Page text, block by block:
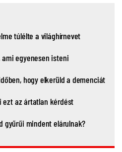
túlélte a világhírnevet
egyenesen isteni
hogy elkerüld a demenciát
ezt az ártatlan kérdést
gyűrűi mindent elárulnak?